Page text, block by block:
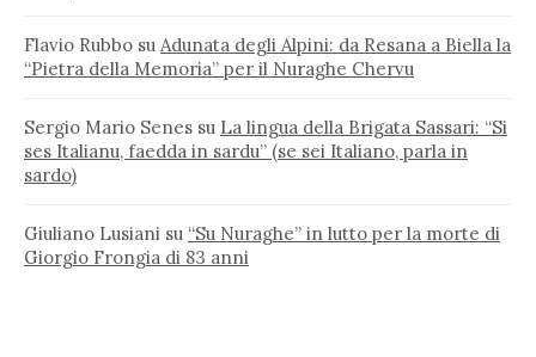
Flavio Rubbo su Adunata degli Alpini: da Resana a Biella la
“Pietra della Memoria” per il Nuraghe Chervu
Sergio Mario Senes su La lingua della Brigata Sassari: “Si
ses Italianu, faedda in sardu” (se sei Italiano, parla in
sardo)
Giuliano Lusiani su “Su Nuraghe” in lutto per la morte di
Giorgio Frongia di 83 anni